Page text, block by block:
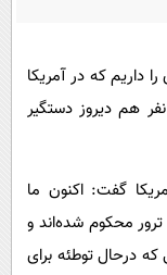
را داریم که در آمریکا
هم دیروز دستگیر
گفت: اکنون ما
ترور محکوم شده‌اند و
که درحال توطئه برای